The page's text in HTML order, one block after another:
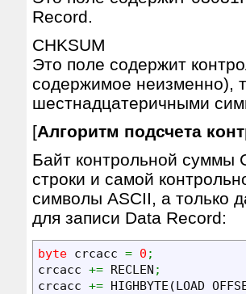
Record.
CHKSUM
Это поле содержит
содержимое неизменно),
шестнадцатеричными
[Алгоритм подсчета
Байт контрольной суммы
строки и самой
символы ASCII, а только
для записи Data Record:
byte crcacc = 0 ;
crcacc += RECLEN ;
crcacc += HIGHBYTE (LOAD